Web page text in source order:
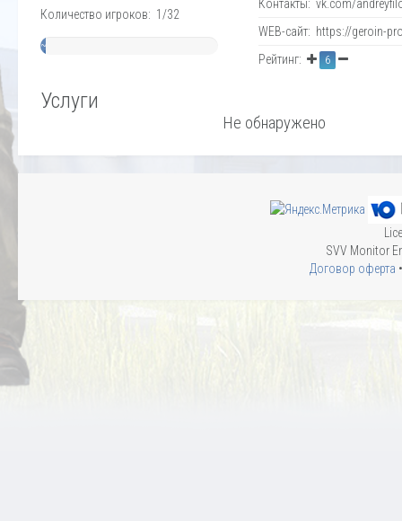
Количество игроков: 1/32
~
Контакты: vk.com/
WEB-сайт: https://geroin-
Рейтинг:
6
Услуги
Не обнаружено
SVV Monitor
Договор оферта